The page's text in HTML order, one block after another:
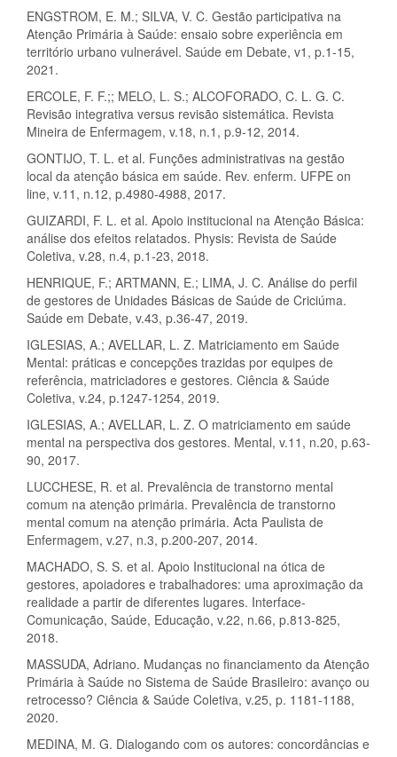
ENGSTROM, E. M.; SILVA, V. C. Gestão participativa na
Atenção Primária à Saúde: ensaio sobre experiência em
território urbano vulnerável. Saúde em Debate, v1, p.1-15,
2021.
ERCOLE, F. F.;; MELO, L. S.; ALCOFORADO, C. L. G. C.
Revisão integrativa versus revisão sistemática. Revista
Mineira de Enfermagem, v.18, n.1, p.9-12, 2014.
GONTIJO, T. L. et al. Funções administrativas na gestão
local da atenção básica em saúde. Rev. enferm. UFPE on
line, v.11, n.12, p.4980-4988, 2017.
GUIZARDI, F. L. et al. Apoio institucional na Atenção Básica:
análise dos efeitos relatados. Physis: Revista de Saúde
Coletiva, v.28, n.4, p.1-23, 2018.
HENRIQUE, F.; ARTMANN, E.; LIMA, J. C. Análise do perfil
de gestores de Unidades Básicas de Saúde de Criciúma.
Saúde em Debate, v.43, p.36-47, 2019.
IGLESIAS, A.; AVELLAR, L. Z. Matriciamento em Saúde
Mental: práticas e concepções trazidas por equipes de
referência, matriciadores e gestores. Ciência & Saúde
Coletiva, v.24, p.1247-1254, 2019.
IGLESIAS, A.; AVELLAR, L. Z. O matriciamento em saúde
mental na perspectiva dos gestores. Mental, v.11, n.20, p.63-
90, 2017.
LUCCHESE, R. et al. Prevalência de transtorno mental
comum na atenção primária. Prevalência de transtorno
mental comum na atenção primária. Acta Paulista de
Enfermagem, v.27, n.3, p.200-207, 2014.
MACHADO, S. S. et al. Apoio Institucional na ótica de
gestores, apoiadores e trabalhadores: uma aproximação da
realidade a partir de diferentes lugares. Interface-
Comunicação, Saúde, Educação, v.22, n.66, p.813-825,
2018.
MASSUDA, Adriano. Mudanças no financiamento da Atenção
Primária à Saúde no Sistema de Saúde Brasileiro: avanço ou
retrocesso? Ciência & Saúde Coletiva, v.25, p. 1181-1188,
2020.
MEDINA, M. G. Dialogando com os autores: concordâncias e